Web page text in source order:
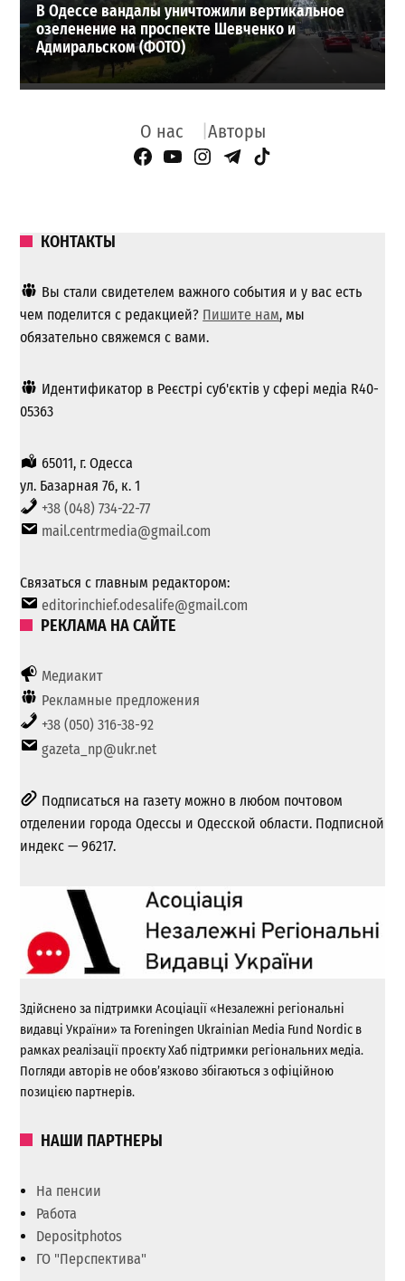
В Одессе вандалы уничтожили вертикальное
озеленение на проспекте Шевченко и
Адмиральском (ФОТО)
О нас Авторы
Facebook Page
YouTube
Instagram
Telegram
TikTok
КОНТАКТЫ
Вы стали свидетелем важного события и у вас есть
чем поделится с редакцией? Пишите нам, мы
обязательно свяжемся с вами.
Идентификатор в Реєстрі суб'єктів у сфері медіа R40-
05363
65011, г. Одесса
ул. Базарная 76, к. 1
+38 (048) 734-22-77
mail.centrmedia@gmail.com
Связаться с главным редактором:
editorinchief.odesalife@gmail.com
РЕКЛАМА НА САЙТЕ
Медиакит
Рекламные предложения
+38 (050) 316-38-92
gazeta_np@ukr.net
Подписаться на газету можно в любом почтовом
отделении города Одессы и Одесской области. Подписной
индекс — 96217.
Здійснено за підтримки Асоціації «Незалежні регіональні
видавці України» та Foreningen Ukrainian Media Fund Nordic в
рамках реалізації проєкту Хаб підтримки регіональних медіа.
Погляди авторів не обов’язково збігаються з офіційною
позицією партнерів.
НАШИ ПАРТНЕРЫ
На пенсии
Работа
Depositphotos
ГО "Перспектива"